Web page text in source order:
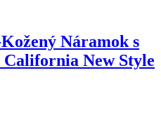
Náramok s
New Style